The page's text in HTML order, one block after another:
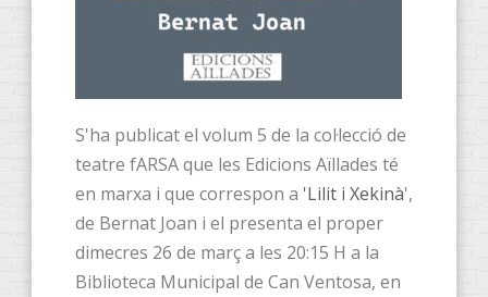
S'ha publicat el volum 5 de la col·lecció de
teatre fARSA que les Edicions Aïllades té
en marxa i que correspon a 'Lilit i Xekinà',
de Bernat Joan i el presenta el proper
dimecres 26 de març a les 20:15 H a la
Biblioteca Municipal de Can Ventosa, en